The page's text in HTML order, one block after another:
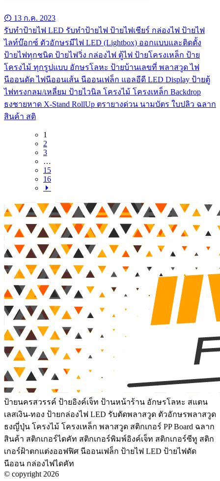
13 ก.ค. 2023
รับทําป้ายไฟ LED รับทำป้ายไฟ ป้ายไฟเชียร์ กล่องไฟ ป้ายไฟ
ไลท์บ๊อกซ์ ตัวอักษรมีไฟ LED (Lightbox) ออกแบบและติดตั้ง
ป้ายไฟทุกชนิด ป้ายไฟวิ่ง กล่องไฟ ตู้ไฟ ป้ายโครงเหล็ก ป้าย
โครงไม้ ทุกรูปแบบ อักษรโลหะ ป้ายบ้านเลขที่ พลาสวูด ไฟ
นีออนดัด ไฟนีออนเส้น นีออนเฟล็ก แอลอีดี LED Display ป้ายตู้
ไฟทรงกลม/เหลี่ยม ป้ายไวนิล โครงไม้ โครงเหล็ก Backdrop
ธงชายหาด X-Stand RollUp ตรายางด่วน นามบัตร ใบปลิว ฉลาก
สินค้า สติ
1
2
3
…
15
16
ป้ายนครสวรรค์ ป้ายอิงค์เจ็ท ป้านหน้าร้าน อักษรโลหะ สแตน
เลสเงิน-ทอง ป้ายกล่องไฟ LED รับตัดพลาสวูด ตัวอักษรพลาสวูด
ธงญี่ปุ่น โครงไม้ โครงเหล็ก พลาสวูด สติกเกอร์ PP Board ฉลาก
สินค้า สติกเกอร์ไดคัท สติกเกอร์พิมพ์อิงค์เจ็ท สติกเกอร์ซีทู สติก
เกอร์ฝ้าตกแต่งออฟฟิศ นีออนเฟล็ก ป้ายไฟ LED ป้ายไฟดัด
นีออน กล่องไฟไดคัท
© copyright 2026